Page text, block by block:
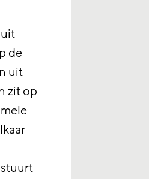
de
uit
zit op